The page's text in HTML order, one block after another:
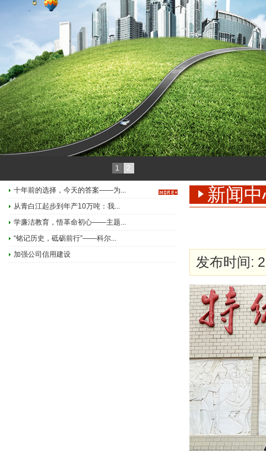
1 2
十年前的选择，今天的答案——为...
从青白江起步到年产10万吨：我...
学廉洁教育，悟革命初心——主题...
“铭记历史，砥砺前行”——科尔...
加强公司信用建设
新闻
发布时间: